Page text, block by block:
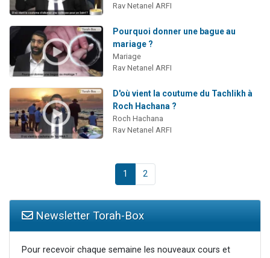
Rav Netanel ARFI
Pourquoi donner une bague au
mariage ?
Mariage
Rav Netanel ARFI
D'où vient la coutume du Tachlikh à
Roch Hachana ?
Roch Hachana
Rav Netanel ARFI
1 2
Newsletter Torah-Box
Pour recevoir chaque semaine les nouveaux cours et